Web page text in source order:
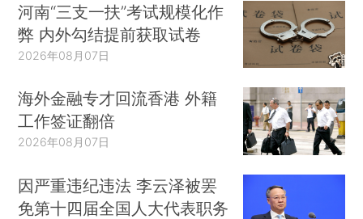
河南“三支一扶”考试规模化作
弊 内外勾结提前获取试卷
2026年08月07日
海外金融专才回流香港 外籍
工作签证翻倍
2026年08月07日
因严重违纪违法 李云泽被罢
免第十四届全国人大代表职务